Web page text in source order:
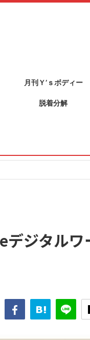
月刊Ｙ’ｓボディー
脱着分解
ジタル